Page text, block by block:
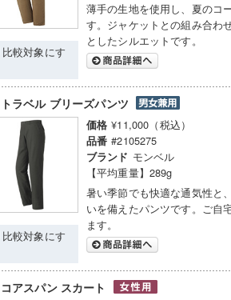
比較対象にす
薄手の生地を使用し、夏のコ
す。ジャケットとの組み合わ
としたシルエットです。
トラベル ブリーズパンツ
比較対象にす
価格 ¥11,000（税込）
品番 #2105275
ブランド モンベル
【平均重量】289g
暑い季節でも快適な通気性と
いを備えたパンツです。ご自
ます。
コアスパン スカート